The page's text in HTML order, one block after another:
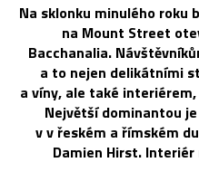
Na sklonku minulého roku
na Mount Street
Bacchanalia.
a to nejen delikátními
a víny, ale také
Největší dominantou
v v řeském a římském
Damien Hirst.